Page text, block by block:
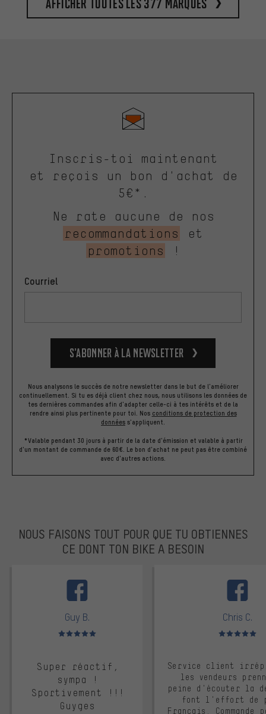
Inscris-toi maintenant
et reçois un bon d'achat de
5€*.
Ne rate aucune de nos
recommandations
et
promotions
!
Courriel
S’abonner à la newsletter
Nous analysons le succès de notre newsletter dans le but de l'améliorer
continuellement. Si tu es déjà client chez nous, nous utilisons les données de
tes dernières commandes afin d'adapter celle-ci à tes intérêts et de la
rendre ainsi plus pertinente pour toi. Nos conditions de protection des
données s'appliquent.
*Valable pendant 30 jours à partir de la date d'émission et valable à partir
d'un montant de commande de 60€. Le bon d'achat ne peut pas être combiné
avec d'autres actions.
NOUS FAISONS TOUT POUR QUE TU OBTIENNES
CE DONT TON BIKE A BESOIN
Guy B.
Note moyenne : 5 sur 5
Super réactif,
sympa !
Sportivement !!!
Guyges
Chris C.
Note moyenne :
Service client
les vendeurs
peine d'écouter la
font l'effort de
Français. Commande